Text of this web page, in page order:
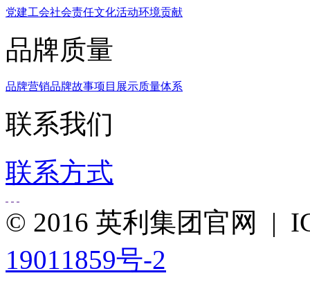
党建工会社会责任文化活动环境贡献
品牌质量
品牌营销品牌故事项目展示质量体系
联系我们
联系方式
© 2016 英利集团官网 |
19011859号-2